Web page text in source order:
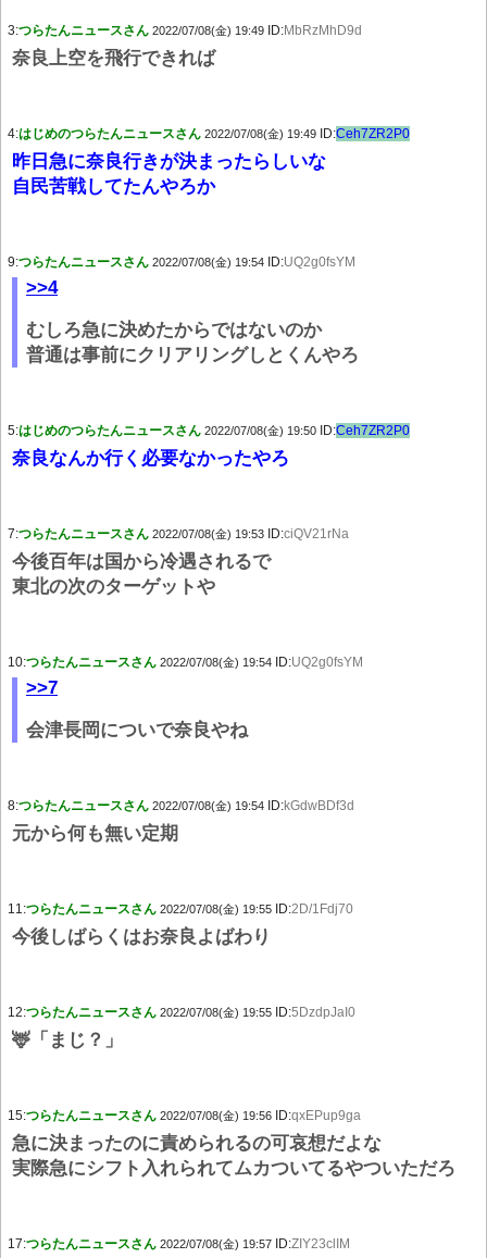
3:つらたんニュースさん 2022/07/08(金) 19:49 ID:MbRzMhD9d
奈良上空を飛行できれば
4:はじめのつらたんニュースさん 2022/07/08(金) 19:49 ID:Ceh7ZR2P0
昨日急に奈良行きが決まったらしいな
自民苦戦してたんやろか
9:つらたんニュースさん 2022/07/08(金) 19:54 ID:UQ2g0fsYM
>>4
むしろ急に決めたからではないのか
普通は事前にクリアリングしとくんやろ
5:はじめのつらたんニュースさん 2022/07/08(金) 19:50 ID:Ceh7ZR2P0
奈良なんか行く必要なかったやろ
7:つらたんニュースさん 2022/07/08(金) 19:53 ID:ciQV21rNa
今後百年は国から冷遇されるで
東北の次のターゲットや
10:つらたんニュースさん 2022/07/08(金) 19:54 ID:UQ2g0fsYM
>>7
会津長岡についで奈良やね
8:つらたんニュースさん 2022/07/08(金) 19:54 ID:kGdwBDf3d
元から何も無い定期
11:つらたんニュースさん 2022/07/08(金) 19:55 ID:2D/1Fdj70
今後しばらくはお奈良よばわり
12:つらたんニュースさん 2022/07/08(金) 19:55 ID:5DzdpJaI0
🦌「まじ？」
15:つらたんニュースさん 2022/07/08(金) 19:56 ID:qxEPup9ga
急に決まったのに責められるの可哀想だよな
実際急にシフト入れられてムカついてるやついただろ
17:つらたんニュースさん 2022/07/08(金) 19:57 ID:ZIY23clIM